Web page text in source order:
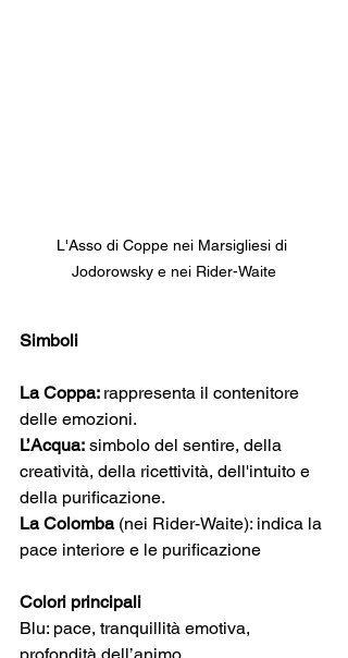
L'Asso di Coppe nei Marsigliesi di
Jodorowsky e nei Rider-Waite
Simboli
La Coppa: rappresenta il contenitore
delle emozioni.
L’Acqua: simbolo del sentire, della
creatività, della ricettività, dell'intuito e
della purificazione.
La Colomba (nei Rider-Waite): indica la
pace interiore e le purificazione
Colori principali
Blu: pace, tranquillità emotiva,